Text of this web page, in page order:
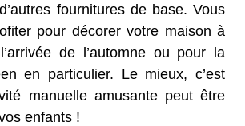
fournitures de base. Vous
pour décorer votre maison à
de l’automne ou pour la
en particulier. Le mieux, c’est
manuelle amusante peut être
enfants !